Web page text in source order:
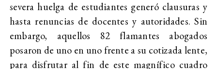
severa huelga de estudiantes generó clausuras y
hasta renuncias de docentes y autoridades. Sin
embargo, aquellos 82 flamantes abogados
posaron de uno en uno frente a su cotizada lente,
para disfrutar al fin de este magnífico cuadro